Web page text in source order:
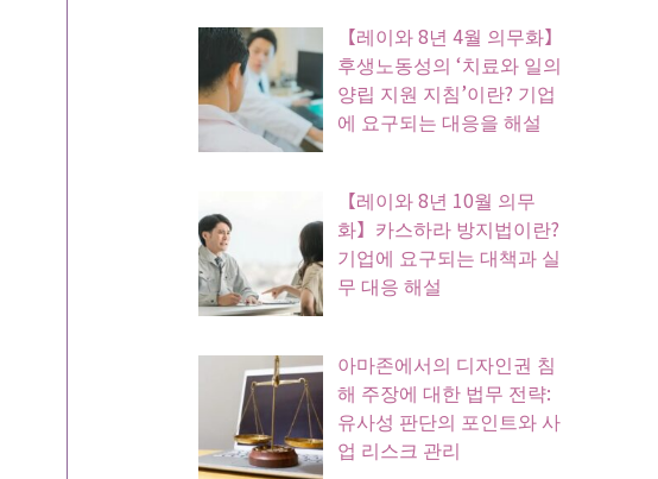
【레이와 8년 4월 의무화】
후생노동성의 ‘치료와 일의
양립 지원 지침’이란? 기업
에 요구되는 대응을 해설
【레이와 8년 10월 의무
화】카스하라 방지법이란?
기업에 요구되는 대책과 실
무 대응 해설
아마존에서의 디자인권 침
해 주장에 대한 법무 전략:
유사성 판단의 포인트와 사
업 리스크 관리